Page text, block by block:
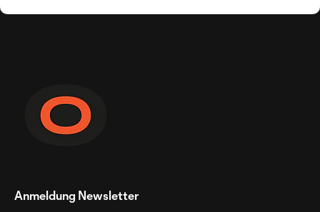
Anmeldung Newsletter